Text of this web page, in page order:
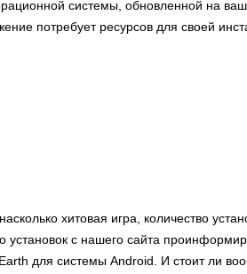
системы, обновленной на
потребует ресурсов для своей
хитовая игра, количество
с нашего сайта
для системы Android. И стоит ли